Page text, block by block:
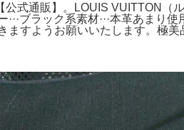
公式通販】。LOUIS VUITTON（
ブラック系素材···本革あま
ますようお願いいたします。極